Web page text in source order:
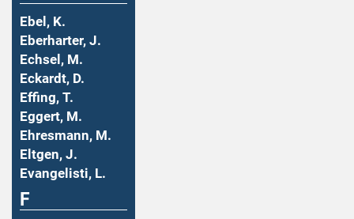
Ebel, K.
Eberharter, J.
Echsel, M.
Eckardt, D.
Effing, T.
Eggert, M.
Ehresmann, M.
Eltgen, J.
Evangelisti, L.
F